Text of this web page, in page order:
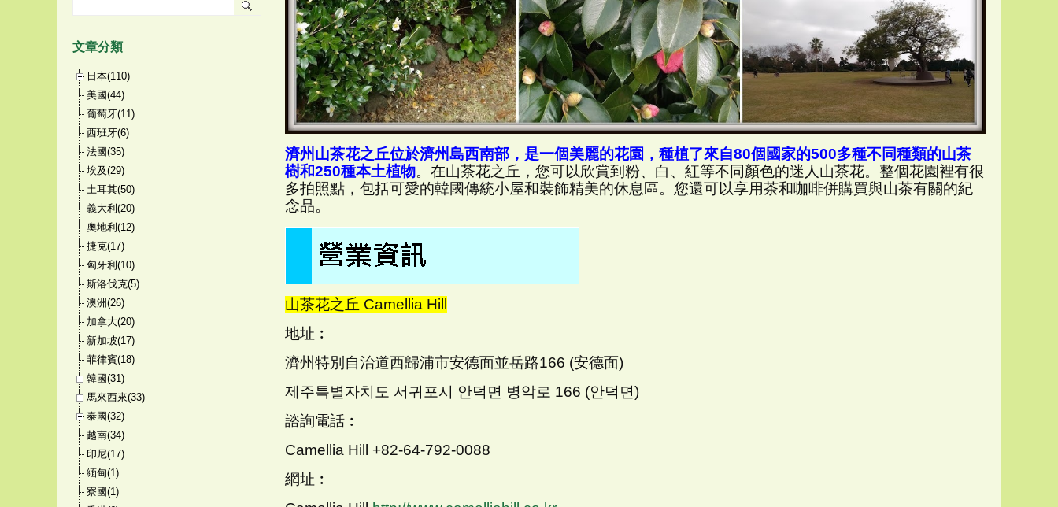
濟州山茶花之丘位於濟州島西南部，是一個美麗的花園，種植了來自80個國家的500多種不同種類的山茶
樹和250種本土植物。在山茶花之丘，您可以欣賞到粉、白、紅等不同顏色的迷人山茶花。整個花園裡有很
多拍照點，包括可愛的韓國傳統小屋和裝飾精美的休息區。您還可以享用茶和咖啡併購買與山茶有關的紀
念品。
山茶花之丘 Camellia Hill
地址︰
濟州特別自治道西歸浦市安德面並岳路166 (安德面)
제주특별자치도 서귀포시 안덕면 병악로 166 (안덕면)
諮詢電話︰
Camellia Hill +82-64-792-0088
網址︰
文章分類
日本(110)
美國(44)
葡萄牙(11)
西班牙(6)
法國(35)
埃及(29)
土耳其(50)
義大利(20)
奧地利(12)
捷克(17)
匈牙利(10)
斯洛伐克(5)
澳洲(26)
加拿大(20)
新加坡(17)
菲律賓(18)
韓國(31)
馬來西來(33)
泰國(32)
越南(34)
印尼(17)
緬甸(1)
寮國(1)